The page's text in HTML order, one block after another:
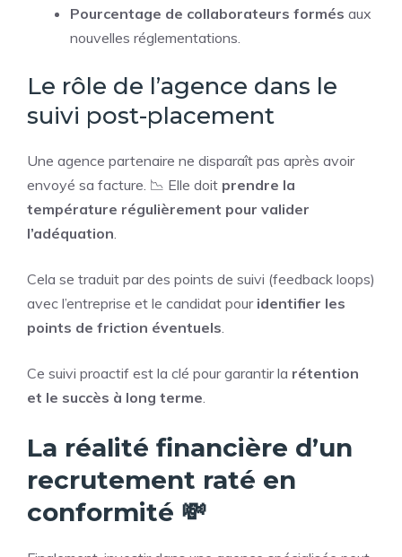
Pourcentage de collaborateurs formés aux
nouvelles réglementations.
Le rôle de l’agence dans le
suivi post-placement
Une agence partenaire ne disparaît pas après avoir
envoyé sa facture. 📉 Elle doit prendre la
température régulièrement pour valider
l’adéquation.
Cela se traduit par des points de suivi (feedback loops)
avec l’entreprise et le candidat pour identifier les
points de friction éventuels.
Ce suivi proactif est la clé pour garantir la rétention
et le succès à long terme.
La réalité financière d’un
recrutement raté en
conformité 💸